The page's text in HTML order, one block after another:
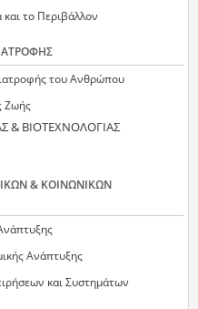
το Περιβάλλον
του Ανθρώπου
Ζωής
& ΒΙΟΤΕΧΝΟΛΟΓΙΑΣ
& ΚΟΙΝΩΝΙΚΩΝ
Ανάπτυξης
και Συστημάτων